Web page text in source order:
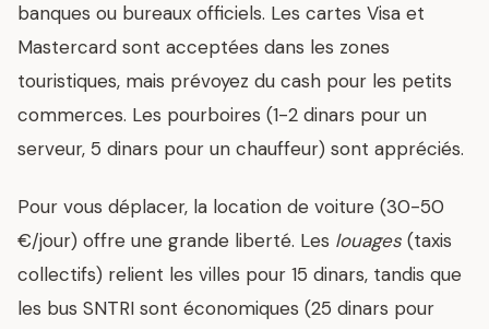
banques ou bureaux officiels. Les cartes Visa et
Mastercard sont acceptées dans les zones
touristiques, mais prévoyez du cash pour les petits
commerces. Les pourboires (1-2 dinars pour un
serveur, 5 dinars pour un chauffeur) sont appréciés.
Pour vous déplacer, la location de voiture (30-50
€/jour) offre une grande liberté. Les louages (taxis
collectifs) relient les villes pour 15 dinars, tandis que
les bus SNTRI sont économiques (25 dinars pour